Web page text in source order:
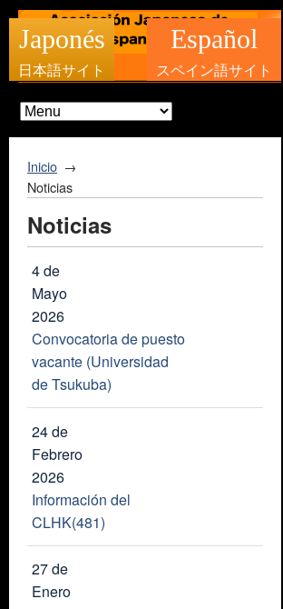
Japonés
日本語サイト
Español
スペイン語サイト
Inicio
Noticias
Noticias
4 de
Mayo
2026
Convocatoria de puesto
vacante (Universidad
de Tsukuba)
24 de
Febrero
2026
Información del
CLHK(481)
27 de
Enero